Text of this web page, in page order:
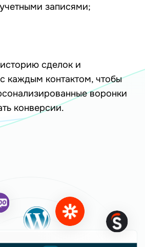
записями;
сделок и
каждым контактом, чтобы
воронки
конверсии.